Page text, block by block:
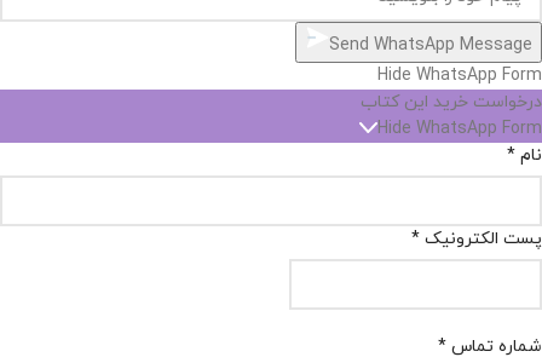
Send WhatsApp Message
Hide WhatsApp Form
درخواست خرید این کتاب
Hide WhatsApp Form
نام *
پست الکترونیک *
شماره تماس *